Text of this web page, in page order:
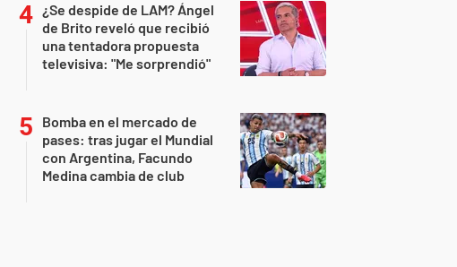
¿Se despide de LAM? Ángel
de Brito reveló que recibió
una tentadora propuesta
televisiva: "Me sorprendió"
Bomba en el mercado de
pases: tras jugar el Mundial
con Argentina, Facundo
Medina cambia de club